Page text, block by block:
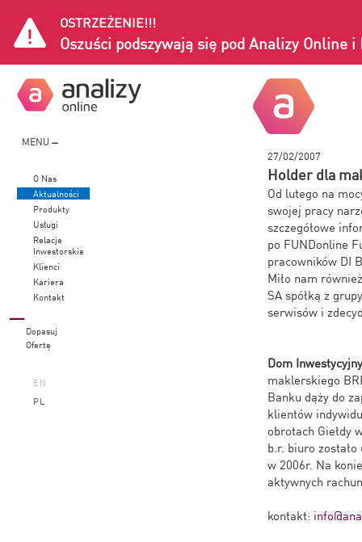
OSTRZEŻENIE!!!
Oszuści podszywają się pod Analizy Online i
MENU
O Nas
Aktualności
Produkty
Usługi
Relacje
Inwestorskie
Klienci
Kariera
Kontakt
Dopasuj
Ofertę
EN
PL
27/02/2007
Holder dla
Od lutego na
swojej pracy
szczegółowe
po FUNDonline
pracowników DI
Miło nam
SA spółką z
serwisów i
Dom
maklerskiego
Banku dąży do
klientów
obrotach Giełdy
b.r. biuro
w 2006r. Na
aktywnych
kontakt: